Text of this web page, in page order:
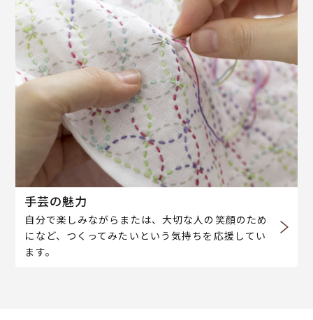
手芸の魅力
自分で楽しみながらまたは、大切な人の笑顔のため
になど、つくってみたいという気持ちを応援してい
ます。